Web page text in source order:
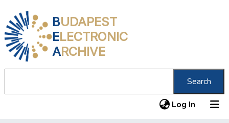
BUDAPEST
ELECTRONIC
ARCHIVE
Search
Log In (current)